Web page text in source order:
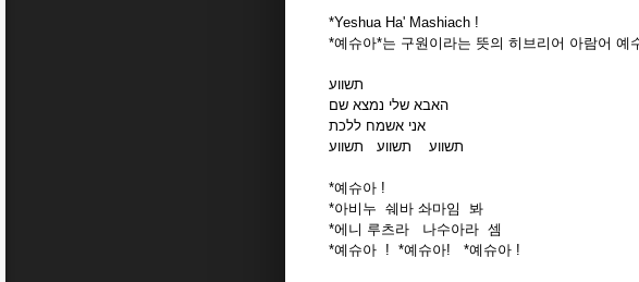
*Yeshua Ha' Mashiach !
*예슈아*는 구원이라는 뜻의 히브리어 아람어
תשווע
האבא שלי נמצא שם
אני אשמח ללכת
תשווע תשווע תשווע
*예슈아 !
*아비누 쉐바 솨마임 봐
*에니 루츠라 나수아라 셈
*예슈아 ! *예슈아! *예슈아 !